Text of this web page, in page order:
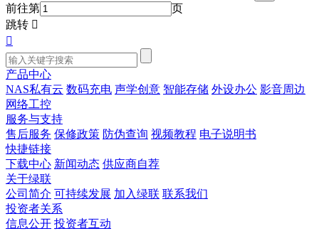
前往第
页
跳转 

产品中心
NAS私有云 数码充电 声学创意 智能存储 外设办公 影音周边
网络工控
服务与支持
售后服务 保修政策 防伪查询 视频教程 电子说明书
快捷链接
下载中心 新闻动态 供应商自荐
关于绿联
公司简介 可持续发展 加入绿联 联系我们
投资者关系
信息公开 投资者互动